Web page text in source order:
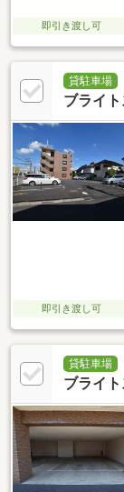
即引き渡し可
貸駐車場
ブライ
即引き渡し可
貸駐車場
ブライ